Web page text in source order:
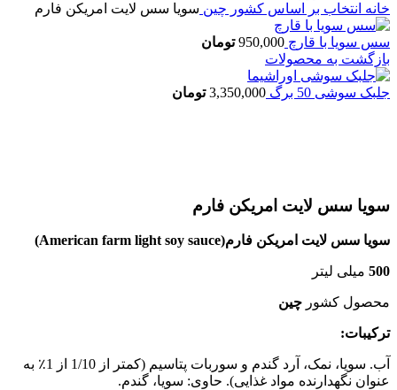
خانه انتخاب بر اساس کشور چین سویا سس لایت امریکن فارم
سس سویا با قارچ 950,000 تومان
بازگشت به محصولات
جلبک سوشی 50 برگ 3,350,000 تومان
سویا سس لایت امریکن فارم
سویا سس لایت امریکن فارم(American farm light soy sauce)
500 میلی لیتر
محصول کشور چین
ترکیبات:
آب. سویا، نمک، آرد گندم و سوربات پتاسیم (کمتر از 1/10 از 1٪ به
عنوان نگهدارنده مواد غذایی). حاوی: سویا، گندم.